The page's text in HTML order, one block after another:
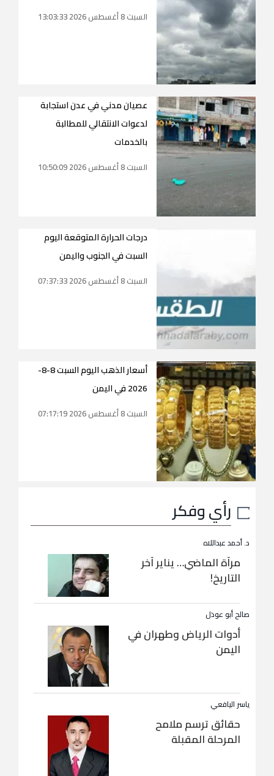
السبت 8 أغسطس 2026 13:03:33
عصيان مدني في عدن استجابة
لدعوات الانتقالي للمطالبة
بالخدمات
السبت 8 أغسطس 2026 10:50:09
درجات الحرارة المتوقعة اليوم
السبت في الجنوب واليمن
السبت 8 أغسطس 2026 07:37:33
أسعار الذهب اليوم السبت 8-8-
2026 في اليمن
السبت 8 أغسطس 2026 07:17:19
رأي وفكر
د. أحمد عبداللاه
مرآة الماضي… يناير آخر
التاريخ!
صالح أبو عوذل
أدوات الرياض وطهران في
اليمن
ياسر اليافعي
حقائق ترسم ملامح
المرحلة المقبلة